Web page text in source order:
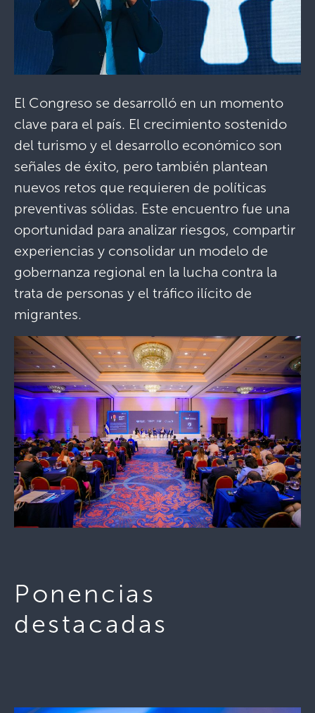
El Congreso se desarrolló en un momento
clave para el país. El crecimiento sostenido
del turismo y el desarrollo económico son
señales de éxito, pero también plantean
nuevos retos que requieren de políticas
preventivas sólidas. Este encuentro fue una
oportunidad para analizar riesgos, compartir
experiencias y consolidar un modelo de
gobernanza regional en la lucha contra la
trata de personas y el tráfico ilícito de
migrantes.
Ponencias
destacadas